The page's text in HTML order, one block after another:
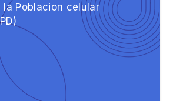
la Poblacion celular